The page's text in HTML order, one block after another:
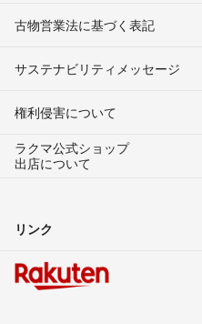
古物営業法に基づく表記
サステナビリティメッセージ
権利侵害について
ラクマ公式ショップ
出店について
リンク